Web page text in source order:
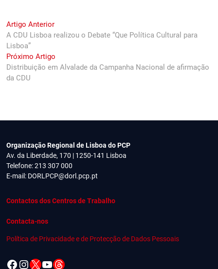
Navegação
de
artigos
Artigo AnteriorPrevious
post:
A CDU Lisboa realizou o Debate “Que Política Cultural para
Lisboa”
Próximo Artigo
post:
Distribuição em Alvalade da Campanha Nacional de afirmação
da CDU
Organização Regional de Lisboa do PCP
Av. da Liberdade, 170 | 1250-141 Lisboa
Telefone: 213 307 000
E-mail: DORLPCP@dorl.pcp.pt
Contactos dos Centros de Trabalho
Contacta-nos
Política de Privacidade e de Protecção de Dados Pessoais
Facebook
Instagram
X YouTube
Threads